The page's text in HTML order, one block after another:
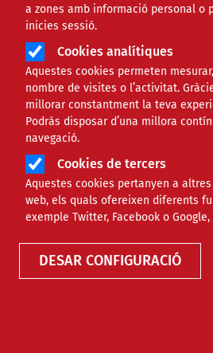
a zones amb informació personal o
inicies sessió.
Cookies analítiques
Aquestes cookies permeten
nombre de visites o l’activitat.
millorar constantment la teva
Podràs disposar d’una millora
navegació.
Cookies de tercers
Aquestes cookies pertanyen a
web, els quals ofereixen diferents
exemple Twitter, Facebook o Google,
DESAR CONFIGURACIÓ
Àmbit
5 alternatives a
programari lliure
Comparteix
F
a
X Compartir en
31/01/2020
Entitat redactora Colectic -